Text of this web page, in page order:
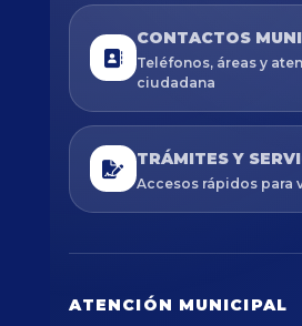
CONTACTOS
Teléfonos, áreas y
ciudadana
TRÁMITES Y
Accesos rápidos para
ATENCIÓN MUNICIPAL